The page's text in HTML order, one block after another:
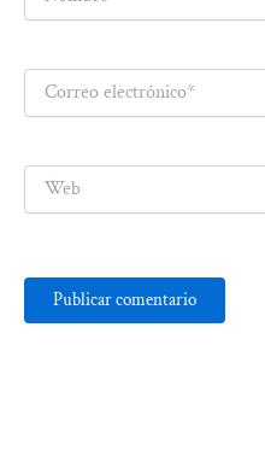
Correo
electrónico*
Web